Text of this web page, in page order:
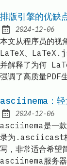
排版引擎的优缺
Published:
2024-12-06
本文从程序员的视
LaTeX、
并解释了为何
强调了高质量PDF
asciinema：轻
Published:
2024-12-06
asciinema是一款
录为.asciicast格
写，非常适合希望
asciinema服务器